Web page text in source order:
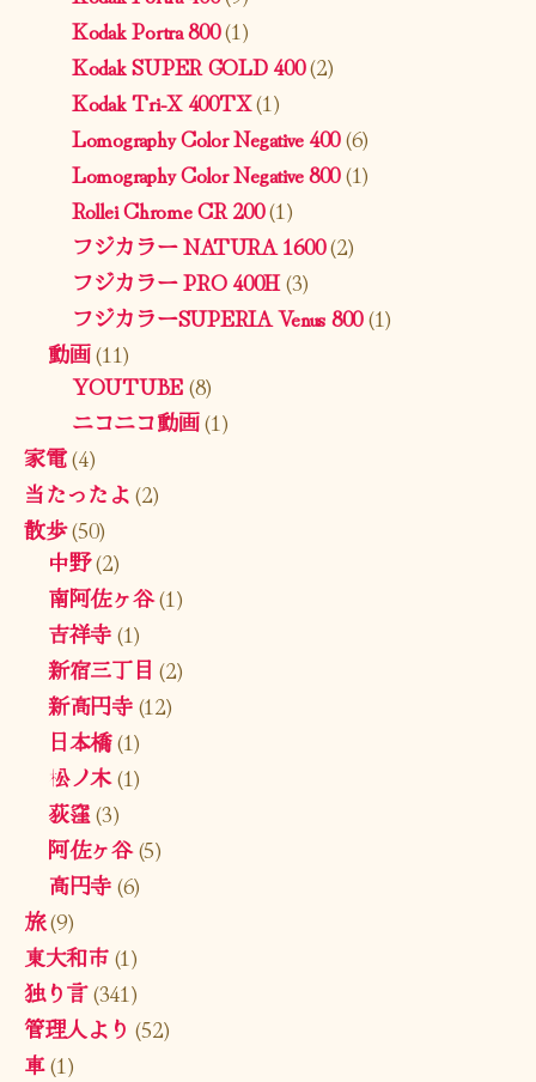
Kodak Portra 800(1)
Kodak SUPER GOLD 400(2)
Kodak Tri-X 400TX(1)
Lomography Color Negative 400(6)
Lomography Color Negative 800(1)
Rollei Chrome CR 200(1)
フジカラー NATURA 1600(2)
フジカラー PRO 400H(3)
フジカラーSUPERIA Venus 800(1)
動画(11)
YOUTUBE(8)
ニコニコ動画(1)
家電(4)
当たったよ(2)
散歩(50)
中野(2)
南阿佐ヶ谷(1)
吉祥寺(1)
新宿三丁目 (2)
新高円寺(12)
日本橋(1)
松ノ木(1)
荻窪(3)
阿佐ヶ谷(5)
高円寺(6)
旅(9)
東大和市(1)
独り言(341)
管理人より (52)
車(1)